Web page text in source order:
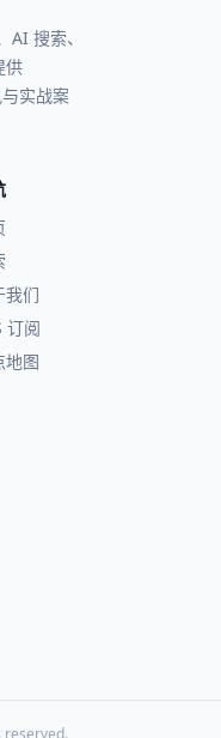
搜索、
供
实战案
我们
订阅
地图
reserved.